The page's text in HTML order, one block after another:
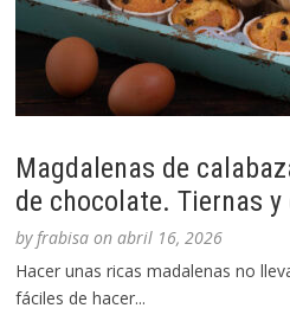
Magdalenas de
de chocolate. Tiernas
byfrabisa onabril 16, 2026
Hacer unas ricas madalenas no
fáciles de hacer...